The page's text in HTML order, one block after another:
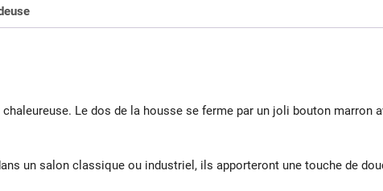
chaleureuse. Le dos de la housse se ferme par un joli bouton marron
un salon classique ou industriel, ils apporteront une touche de